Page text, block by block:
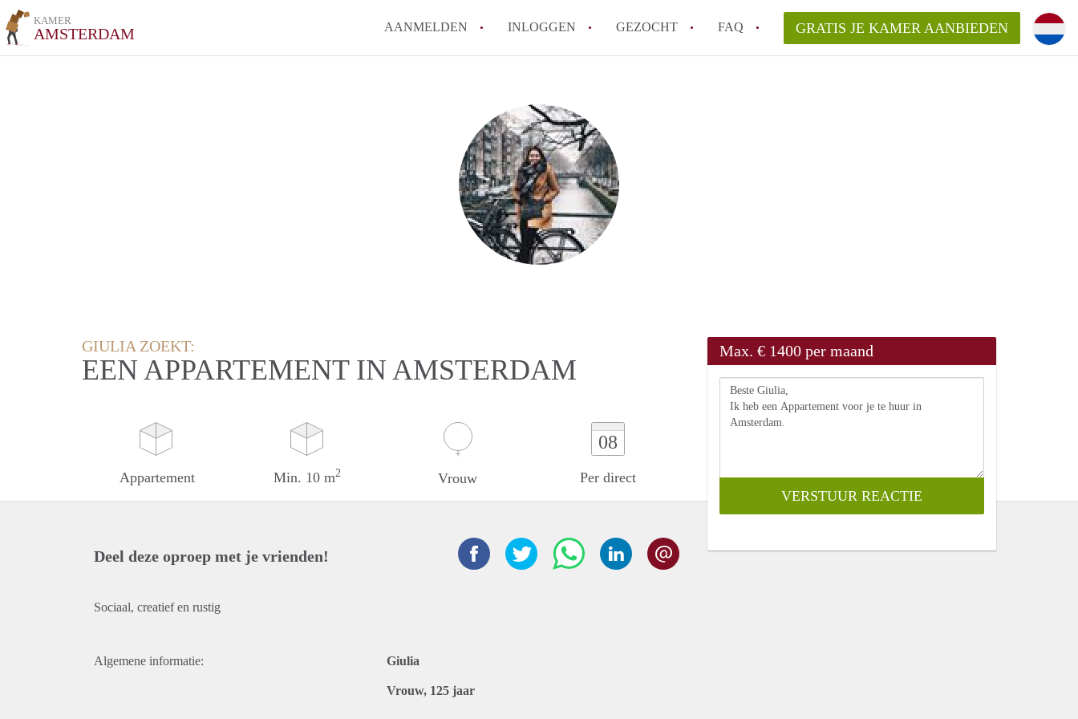
KAMER
AMSTERDAM AANMELDEN INLOGGEN GEZOCHT FAQ
Wat zijn de opzegtermijnen bij een kamer in Amsterdam?
Wat zijn de populairste zoektermen voor een kamer in Amsterdam en wat
betekent dit voor jou als zoeker?
Wat is een studentenkamer in Amsterdam?
Waarom geen bemiddelingskosten voor de huurder?
Alle veelgestelde vragen
GRATIS JE KAMER AANBIEDEN
GIULIA ZOEKT:
EEN APPARTEMENT IN AMSTERDAM
Appartement Min. 10 m2 Vrouw
08
Per direct
Max. € 1400 per maand
Deel deze oproep met je vrienden!
Sociaal, creatief en rustig
Algemene informatie: Giulia
Vrouw, 125 jaar